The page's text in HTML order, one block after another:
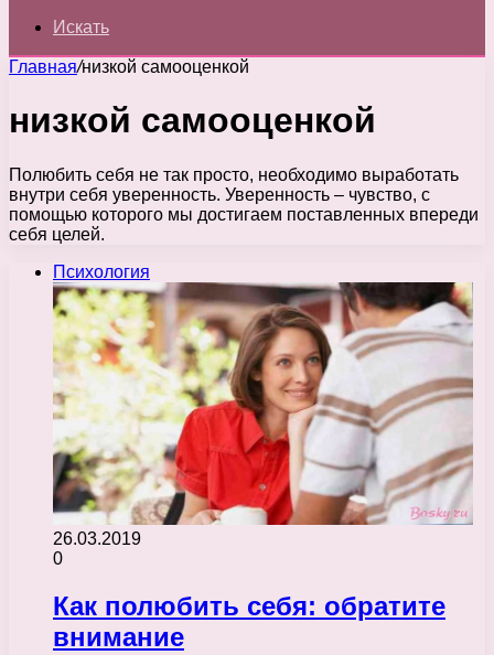
Искать
Главная/низкой самооценкой
низкой самооценкой
Полюбить себя не так просто, необходимо выработать
внутри себя уверенность. Уверенность – чувство, с
помощью которого мы достигаем поставленных впереди
себя целей.
Психология
26.03.2019
0
Как полюбить себя: обратите
внимание